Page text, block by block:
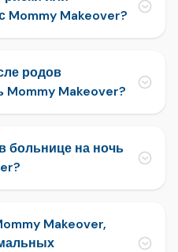
Mommy Makeover?
родов
Mommy Makeover?
больнице на ночь
Makeover,